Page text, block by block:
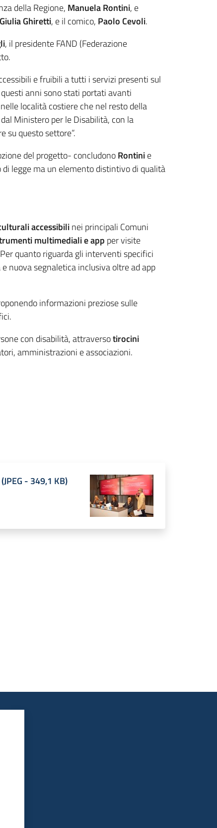
della Regione, Manuela Rontini, e
Giulia Ghiretti, e il comico, Paolo Cevoli.
, il presidente FAND (Federazione
e fruibili a tutti i servizi presenti sul
anni sono stati portati avanti
località costiere che nel resto della
Ministero per le Disabilità, con la
su questo settore”.
del progetto- concludonoRontinie
legge ma un elemento distintivo di qualità
accessibilinei principali Comuni
multimediali e app per visite
quanto riguarda gli interventi specifici
nuova segnaletica inclusiva oltre ad app
informazioni preziose sulle
con disabilità, attraversotirocini
amministrazioni e associazioni.
(JPEG - 349,1 KB)